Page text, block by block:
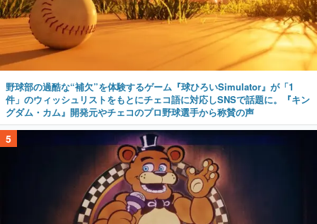
野球部の過酷な“補欠”を体験するゲーム『球ひろいSimulator』が「1
件」のウィッシュリストをもとにチェコ語に対応しSNSで話題に。『キン
グダム・カム』開発元やチェコのプロ野球選手から称賛の声
5